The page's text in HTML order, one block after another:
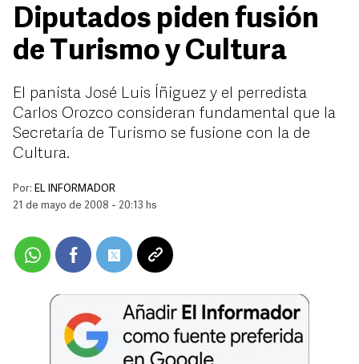
Diputados piden fusión
de Turismo y Cultura
El panista José Luis Íñiguez y el perredista
Carlos Orozco consideran fundamental que la
Secretaría de Turismo se fusione con la de
Cultura.
Por: EL INFORMADOR
21 de mayo de 2008 - 20:13 hs